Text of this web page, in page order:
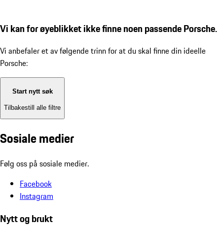
Vi kan for øyeblikket ikke finne noen passende Porsche.
Vi anbefaler et av følgende trinn for at du skal finne din ideelle
Porsche:
Start nytt søk
Tilbakestill alle filtre
Sosiale medier
Følg oss på sosiale medier.
Facebook
Instagram
Nytt og brukt